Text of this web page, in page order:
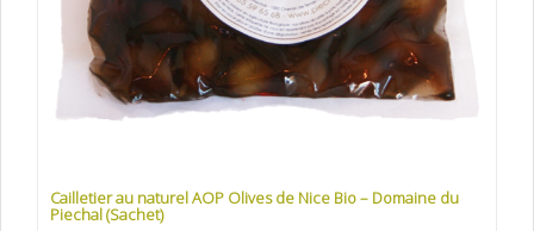
Cailletier au naturel AOP Olives de Nice Bio – Domaine du
Piechal (Sachet)